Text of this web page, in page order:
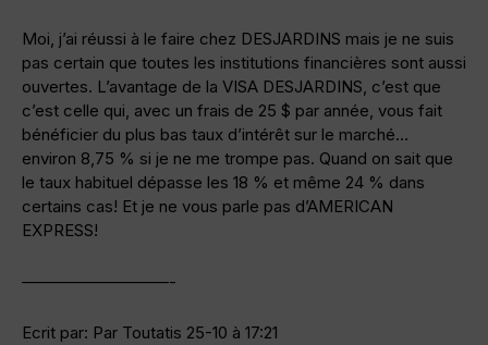
Moi, j’ai réussi à le faire chez DESJARDINS mais je ne suis
pas certain que toutes les institutions financières sont aussi
ouvertes. L’avantage de la VISA DESJARDINS, c’est que
c’est celle qui, avec un frais de 25 $ par année, vous fait
bénéficier du plus bas taux d’intérêt sur le marché…
environ 8,75 % si je ne me trompe pas. Quand on sait que
le taux habituel dépasse les 18 % et même 24 % dans
certains cas! Et je ne vous parle pas d’AMERICAN
EXPRESS!
—————————-
Ecrit par: Par Toutatis 25-10 à 17:21